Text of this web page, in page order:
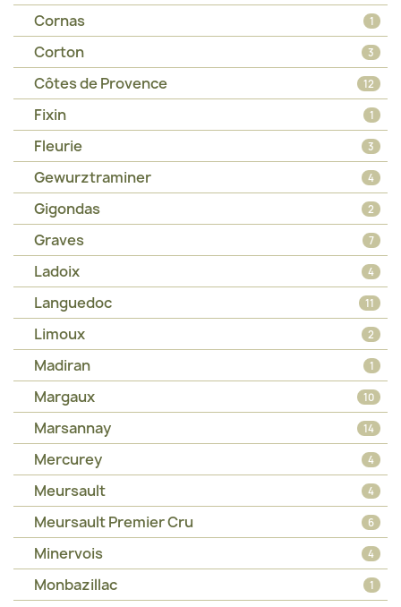
Cornas 1
Corton 3
Côtes de Provence 12
Fixin 1
Fleurie 3
Gewurztraminer 4
Gigondas 2
Graves 7
Ladoix 4
Languedoc 11
Limoux 2
Madiran 1
Margaux 10
Marsannay 14
Mercurey 4
Meursault 4
Meursault Premier Cru 6
Minervois 4
Monbazillac 1